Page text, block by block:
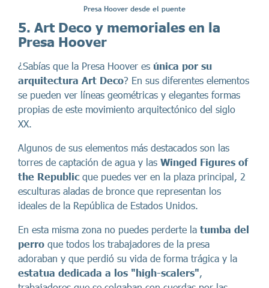
Presa Hoover desde el puente
5. Art Deco y memoriales en la
Presa Hoover
¿Sabías que la Presa Hoover es única por su
arquitectura Art Deco? En sus diferentes elementos
se pueden ver líneas geométricas y elegantes formas
propias de este movimiento arquitectónico del siglo
XX.
Algunos de sus elementos más destacados son las
torres de captación de agua y las Winged Figures of
the Republicque puedes ver en la plaza principal, 2
esculturas aladas de bronce que representan los
ideales de la República de Estados Unidos.
En esta misma zona no puedes perderte la tumba del
perro que todos los trabajadores de la presa
adoraban y que perdió su vida de forma trágica y la
estatua dedicada a los "high-scalers"